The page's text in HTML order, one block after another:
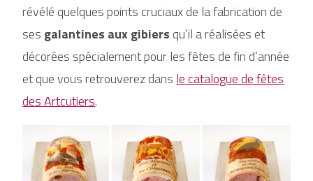
révélé quelques points cruciaux de la fabrication de
ses galantines aux gibiersqu’il a réalisées et
décorées spécialement pour les fêtes de fin d’année
et que vous retrouverez dans le catalogue de fêtes
des Artcutiers.